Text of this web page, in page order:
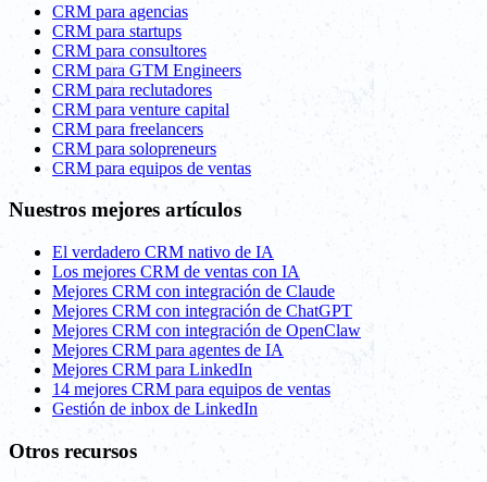
CRM para agencias
CRM para startups
CRM para consultores
CRM para GTM Engineers
CRM para reclutadores
CRM para venture capital
CRM para freelancers
CRM para solopreneurs
CRM para equipos de ventas
Nuestros mejores artículos
El verdadero CRM nativo de IA
Los mejores CRM de ventas con IA
Mejores CRM con integración de Claude
Mejores CRM con integración de ChatGPT
Mejores CRM con integración de OpenClaw
Mejores CRM para agentes de IA
Mejores CRM para LinkedIn
14 mejores CRM para equipos de ventas
Gestión de inbox de LinkedIn
Otros recursos